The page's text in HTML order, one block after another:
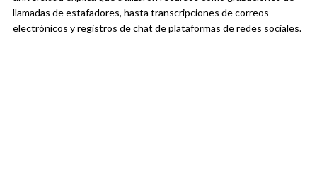
llamadas de estafadores, hasta transcripciones de correos
electrónicos y registros de chat de plataformas de redes sociales.